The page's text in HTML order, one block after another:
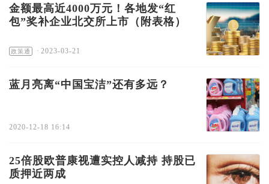
金额最高近4000万元！各地发“红
包”奖补企业北交所上市（附表格）
政策通 · 2023-03-21
蓝月亮离“中国宝洁”还有多远？
2020-12-18 16:14
25倍股欧普康视遭实控人减持 持股已
质押近两成